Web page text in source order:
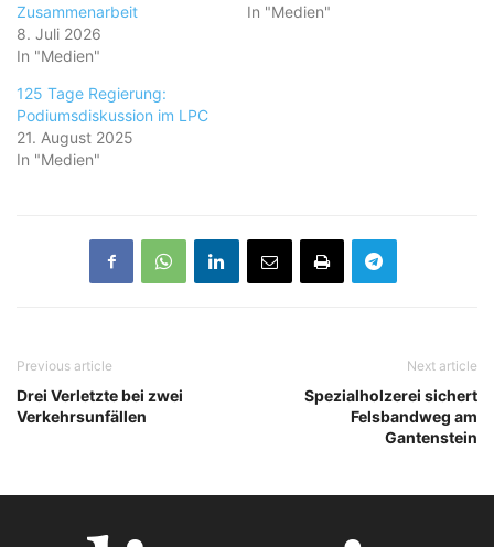
Zusammenarbeit
8. Juli 2026
In "Medien"
In "Medien"
125 Tage Regierung:
Podiumsdiskussion im LPC
21. August 2025
In "Medien"
Previous article
Drei Verletzte bei zwei
Verkehrsunfällen
Next article
Spezialholzerei sichert
Felsbandweg am
Gantenstein